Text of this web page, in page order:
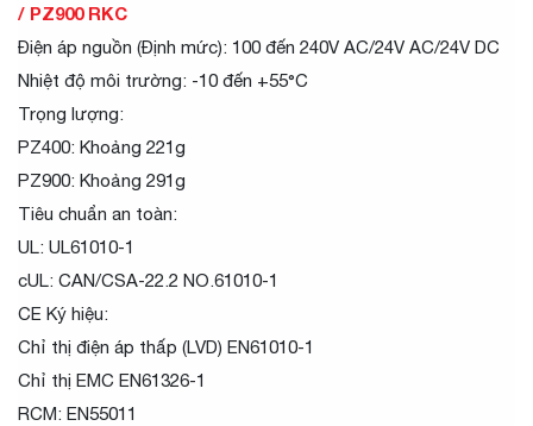
/ PZ900 RKC
Điện áp nguồn (Định mức): 100 đến 240V AC/24V AC/24V DC
Nhiệt độ môi trường: -10 đến +55°C
Trọng lượng:
PZ400: Khoảng 221g
PZ900: Khoảng 291g
Tiêu chuẩn an toàn:
UL: UL61010-1
cUL: CAN/CSA-22.2 NO.61010-1
CE Ký hiệu:
Chỉ thị điện áp thấp (LVD) EN61010-1
Chỉ thị EMC EN61326-1
RCM: EN55011